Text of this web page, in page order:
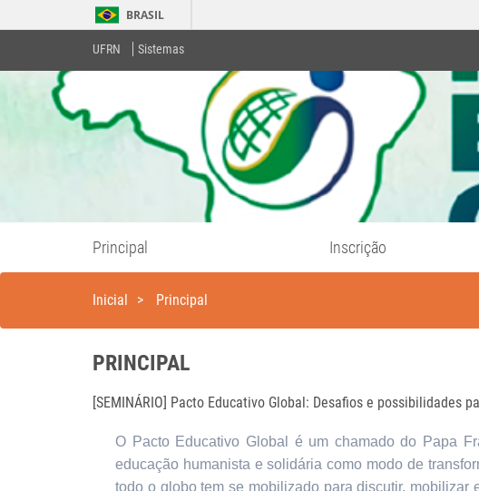
BRASIL
UFRN Sistemas
Principal Inscrição
Inicial > Principal
PRINCIPAL
[SEMINÁRIO] Pacto Educativo Global: Desafios e possibilidades
O Pacto Educativo Global é um chamado do Papa
educação humanista e solidária como modo de
todo o globo tem se mobilizado para discutir,